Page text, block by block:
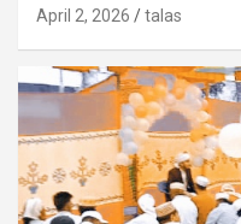
April 2, 2026 talas